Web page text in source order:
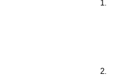
1.
2.